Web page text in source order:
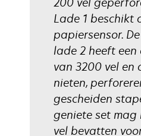
Lade 1 beschikt
papiersensor.
lade 2 heeft
van 3200 vel en
nieten,
gescheiden
geniete set
vel bevatten